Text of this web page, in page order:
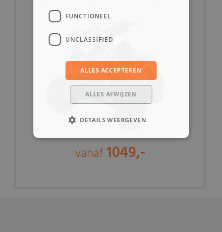
vanaf1049,-
FUNCTIONEEL
UNCLASSIFIED
ALLES ACCEPTEREN
ALLES AFWIJZEN
DETAILS WEERGEVEN